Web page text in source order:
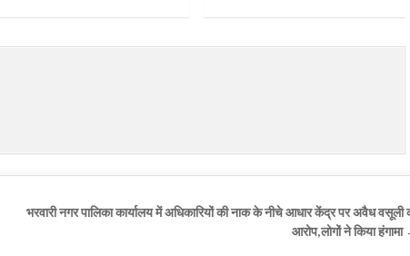
भरवारी नगर पालिका कार्यालय में अधिकारियों की नाक के नीचे आधार केंद्र पर अवैध वसूली
आरोप,लोगों ने किया हंगामा